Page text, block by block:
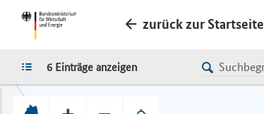
zurück zur Startseite
LISTE
6 Einträge anzeigen